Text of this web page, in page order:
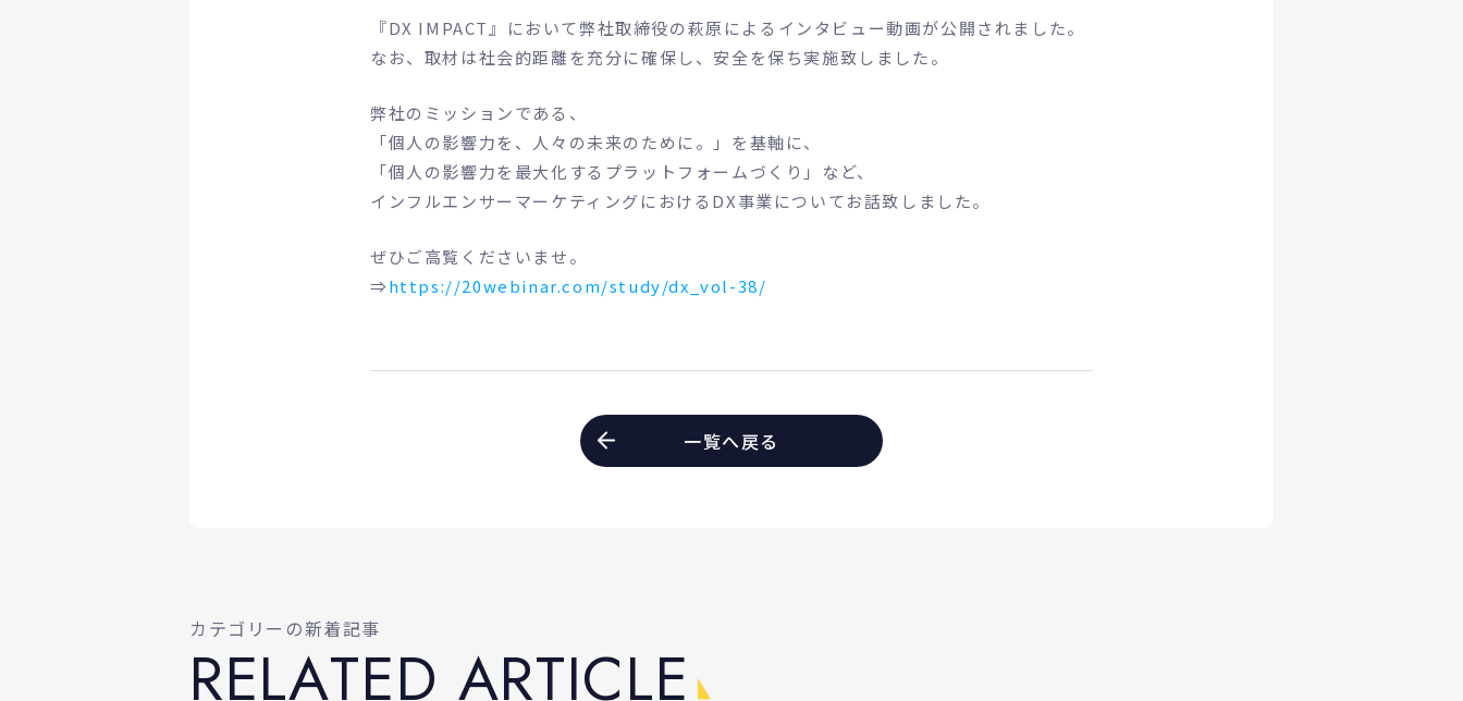
『DX IMPACT』において弊社取締役の萩原によるインタビュー動画が公開されました。
なお、取材は社会的距離を充分に確保し、安全を保ち実施致しました。
弊社のミッションである、
「個人の影響力を、人々の未来のために。」を基軸に、
「個人の影響力を最大化するプラットフォームづくり」など、
インフルエンサーマーケティングにおけるDX事業についてお話致しました。
ぜひご高覧くださいませ。
⇒https://20webinar.com/study/dx_vol-38/
一覧へ戻る
カテゴリーの新着記事
RELATED ARTICLE